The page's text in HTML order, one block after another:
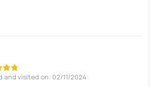
and visited on: 02/11/2024